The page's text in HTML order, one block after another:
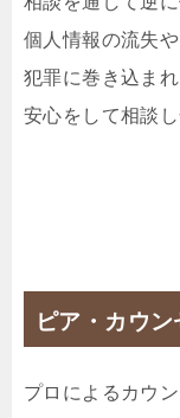
個人情報の流失や
犯罪に巻き込ま
安心をして相談
ピア・カウ
プロによるカウ